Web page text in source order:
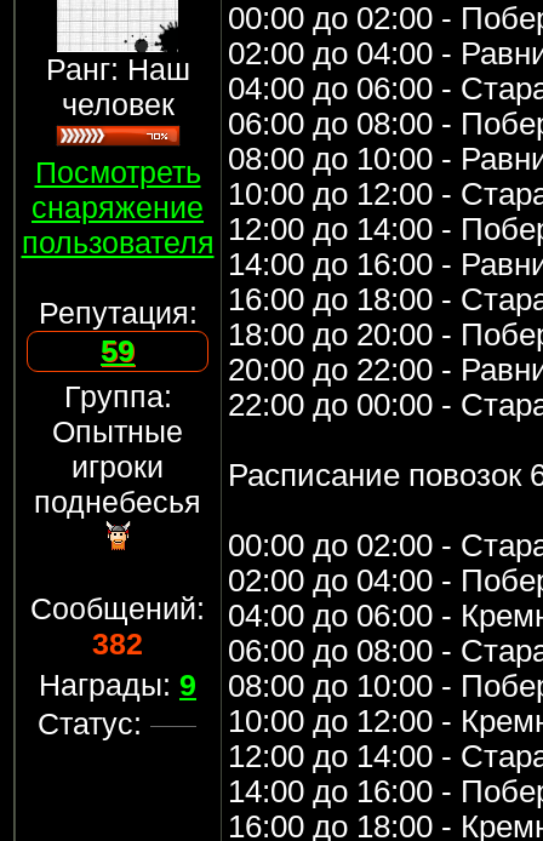
Ранг: Наш
человек
Посмотреть
снаряжение
пользователя
Репутация:
59
Группа:
Опытные
игроки
поднебесья
Сообщений:
382
Награды: 9
Статус:
00:00 до 02:00 -
02:00 до 04:00 -
04:00 до 06:00 -
06:00 до 08:00 -
08:00 до 10:00 -
10:00 до 12:00 -
12:00 до 14:00 -
14:00 до 16:00 -
16:00 до 18:00 -
18:00 до 20:00 -
20:00 до 22:00 -
22:00 до 00:00 -
Расписание
00:00 до 02:00 -
02:00 до 04:00 -
04:00 до 06:00 -
06:00 до 08:00 -
08:00 до 10:00 -
10:00 до 12:00 -
12:00 до 14:00 -
14:00 до 16:00 -
16:00 до 18:00 -